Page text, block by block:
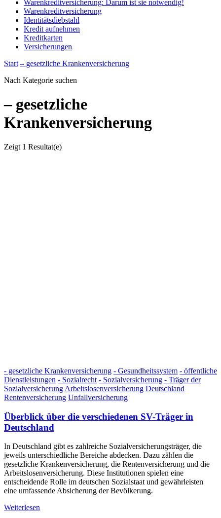
Warenkreditversicherung: Darum ist sie notwendig!
Warenkreditversicherung
Identitätsdiebstahl
Kredit aufnehmen
Kreditkarten
Versicherungen
Start – gesetzliche Krankenversicherung
Nach Kategorie suchen
– gesetzliche
Krankenversicherung
Zeigt 1 Resultat(e)
- gesetzliche Krankenversicherung - Gesundheitssystem - öffentliche
Dienstleistungen - Sozialrecht - Sozialversicherung - Träger der
Sozialversicherung Arbeitslosenversicherung Deutschland
Rentenversicherung Unfallversicherung
Überblick über die verschiedenen SV-Träger in
Deutschland
In Deutschland gibt es zahlreiche Sozialversicherungsträger, die
jeweils unterschiedliche Bereiche abdecken. Dazu zählen die
gesetzliche Krankenversicherung, die Rentenversicherung und die
Arbeitslosenversicherung. Diese Institutionen spielen eine
entscheidende Rolle im deutschen Sozialstaat und gewährleisten
eine umfassende Absicherung der Bevölkerung.
Weiterlesen